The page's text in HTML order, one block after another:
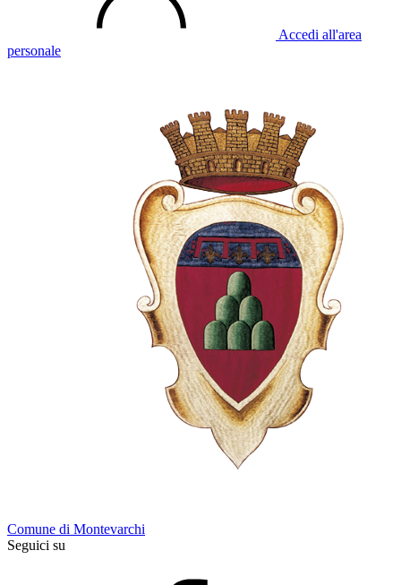
Accedi all'area
personale
Comune di Montevarchi
Seguici su